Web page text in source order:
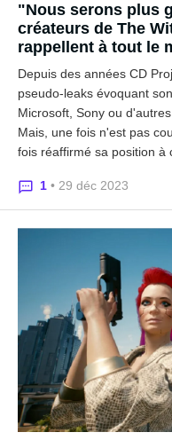
"Nous serons plus
créateurs de The
rappellent à tout le
vendre
Depuis des années CD
pseudo-leaks évoquant
Microsoft, Sony ou
Mais, une fois n'est pas
fois réaffirmé sa position à
1 • 29 déc 2023